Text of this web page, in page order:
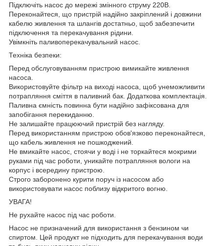
Підключіть насос до мережі змінного струму 220В.
Переконайтеся, що пристрій надійно закріплений і довжини
кабелю живлення та шлангів достатньо, щоб забезпечити
підключення та перекачування рідини.
Увімкніть паливоперекачувальний насос.
Техніка безпеки:
Перед обслуговуванням пристрою вимикайте живлення
насоса.
Використовуйте фільтр на виході насоса, щоб унеможливити
потрапляння сміття в паливний бак. Додаткова комплектація.
Паливна ємність повинна бути надійно зафіксована для
запобігання перекиданню.
Не залишайте працюючий пристрій без нагляду.
Перед використанням пристрою обов'язково переконайтеся,
що кабель живлення не пошкоджений.
Не вмикайте насос, стоячи у воді і не торкайтеся мокрими
руками під час роботи, уникайте потрапляння вологи на
корпус і всередину пристрою.
Строго заборонено курити поруч із насосом або
використовувати насос поблизу відкритого вогню.
УВАГА!
Не рухайте насос під час роботи.
Насос не призначений для використання з бензином чи
спиртом. Цей продукт не підходить для перекачування води